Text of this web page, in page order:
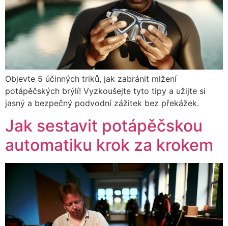
Objevte 5 účinných triků, jak zabránit mlžení
potápěčských brýlí! Vyzkoušejte tyto tipy a užijte si
jasný a bezpečný podvodní zážitek bez překážek.
Jak sestavit potápěčskou
automatiku krok za krokem